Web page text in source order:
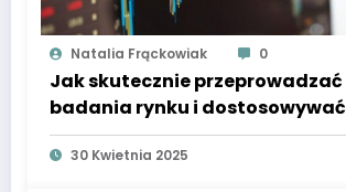
Natalia Frąckowiak 0
Jak skutecznie przeprowadzać
badania rynku i dostosowywać
strategie marketingowe?
30 Kwietnia 2025